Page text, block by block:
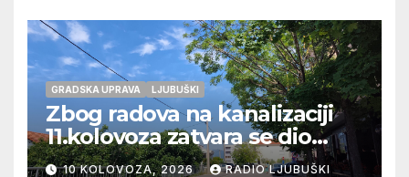
GRADSKA UPRAVA LJUBUŠKI
Zbog radova na kanalizaciji
11.kolovoza zatvara se dio
ulice Petra Barbarića
10 KOLOVOZA, 2026 RADIO LJUBUŠKI